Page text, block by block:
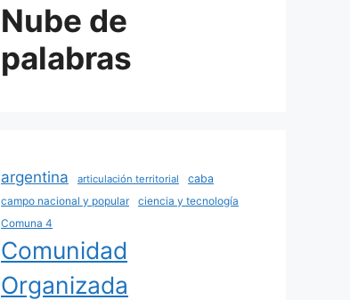
Nube de
palabras
argentina articulación territorial
caba
campo nacional y popular
ciencia y tecnología
Comuna 4
Comunidad
Organizada